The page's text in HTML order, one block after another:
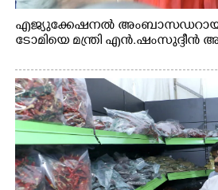
എജ്യുക്കേഷനൽ അംബാസഡറായ
ടോമിയെ മന്ത്രി എൻ.ഷംസുദ്ദീൻ